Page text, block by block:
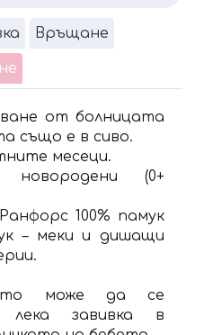
Връщане
от болницата
също е в сиво.
месеци.
(0+
100% памук
– меки и дишащи
може да се
лека завивка в